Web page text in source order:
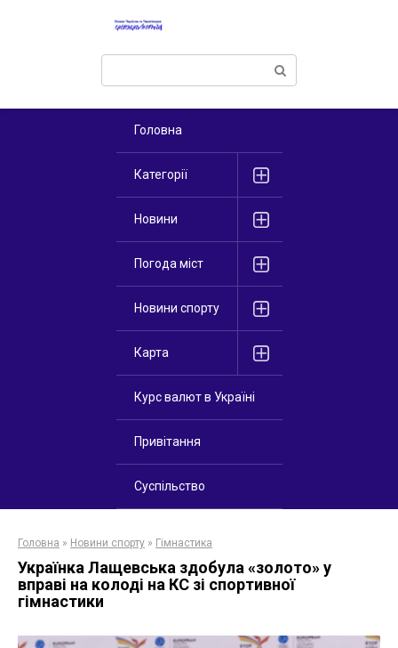
Поиск:
Головна
Категорії
Новини
Погода міст
Новини спорту
Карта
Курс валют в Україні
Привітання
Суспільство
Головна » Новини спорту » Гімнастика
Українка Лащевська здобула «золото» у
вправі на колоді на КС зі спортивної
гімнастики